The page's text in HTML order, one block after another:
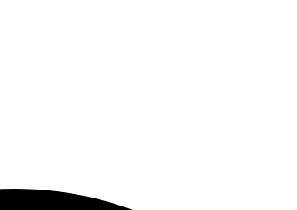
unikalną faunę i florę Puszczy Białowieskiej.